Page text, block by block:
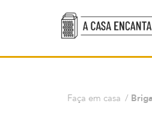
Faça em casa /